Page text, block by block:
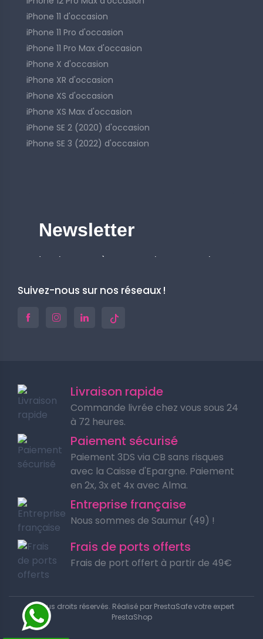
iPhone 11 d'occasion
iPhone 11 Pro d'occasion
iPhone 11 Pro Max d'occasion
iPhone X d'occasion
iPhone XR d'occasion
iPhone XS d'occasion
iPhone XS Max d'occasion
iPhone SE 2 (2020) d'occasion
iPhone SE 3 (2022) d'occasion
Suivez-nous sur nos réseaux !
Livraison rapide
Commande livrée chez vous sous 24
à 72 heures.
Paiement sécurisé
Paiement 3DS via CB sans risques
avec la Caisse d'Epargne. Paiement
en 2x, 3x et 4x avec Alma.
Entreprise française
Nous sommes de Saumur (49) !
Frais de ports offerts
Frais de port offert à partir de 49€
© Tous droits réservés. Réalisé par PrestaSafe votre expert
PrestaShop